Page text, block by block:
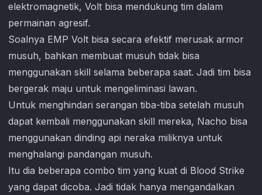
elektromagnetik, Volt bisa mendukung tim dalam
permainan agresif.
Soalnya EMP Volt bisa secara efektif merusak armor
musuh, bahkan membuat musuh tidak bisa
menggunakan skill selama beberapa saat. Jadi tim bisa
bergerak maju untuk mengeliminasi lawan.
Untuk menghindari serangan tiba-tiba setelah musuh
dapat kembali menggunakan skill mereka, Nacho bisa
menggunakan dinding api neraka miliknya untuk
menghalangi pandangan musuh.
Itu dia beberapa combo tim yang kuat di Blood Strike
yang dapat dicoba. Jadi tidak hanya mengandalkan